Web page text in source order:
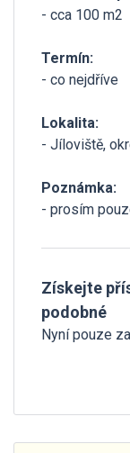
- cca 100 m2
Termín:
- co nejdříve
Lokalita:
- Jíloviště,
Poznámka:
- prosím
Získejte
podobné
Nyní pouze